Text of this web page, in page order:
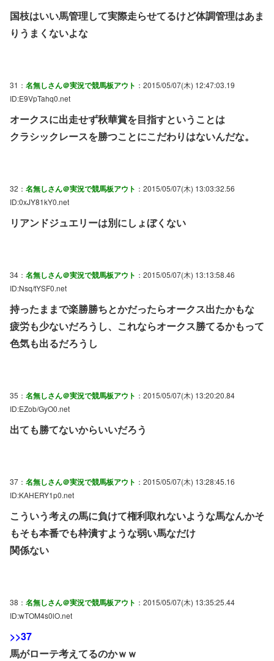
国枝はいい馬管理して実際走らせてるけど体調管理はあま
りうまくないよな
31： 名無しさん＠実況で競馬板アウト ：2015/05/07(木) 12:47:03.19
ID:E9VpTahq0.net
オークスに出走せず秋華賞を目指すということは
クラシックレースを勝つことにこだわりはないんだな。
32： 名無しさん＠実況で競馬板アウト ：2015/05/07(木) 13:03:32.56
ID:0xJY81kY0.net
リアンドジュエリーは別にしょぼくない
34： 名無しさん＠実況で競馬板アウト ：2015/05/07(木) 13:13:58.46
ID:Nsq/tYSF0.net
持ったままで楽勝勝ちとかだったらオークス出たかもな
疲労も少ないだろうし、これならオークス勝てるかもって
色気も出るだろうし
35： 名無しさん＠実況で競馬板アウト ：2015/05/07(木) 13:20:20.84
ID:EZob/GyO0.net
出ても勝てないからいいだろう
37： 名無しさん＠実況で競馬板アウト ：2015/05/07(木) 13:28:45.16
ID:KAHERY1p0.net
こういう考えの馬に負けて権利取れないような馬なんかそ
もそも本番でも枠潰すような弱い馬なだけ
関係ない
38： 名無しさん＠実況で競馬板アウト ：2015/05/07(木) 13:35:25.44
ID:wTOM4s0lO.net
>>37
馬がローテ考えてるのかｗｗ